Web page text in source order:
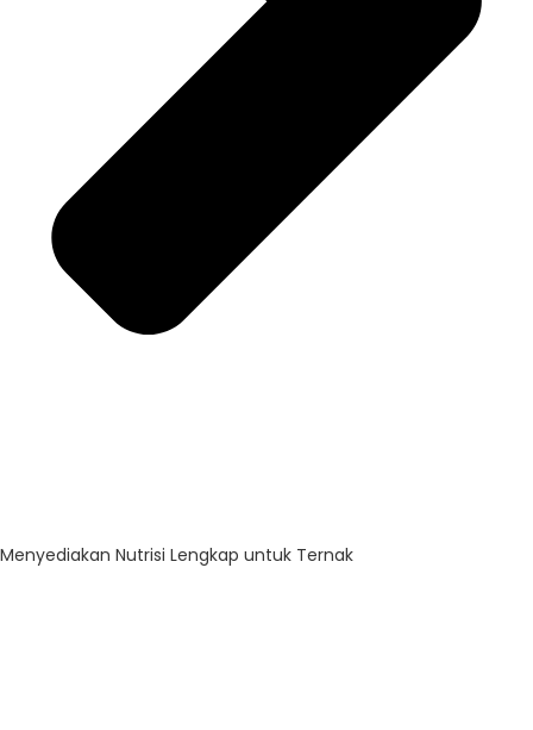
Menyediakan Nutrisi Lengkap untuk Ternak